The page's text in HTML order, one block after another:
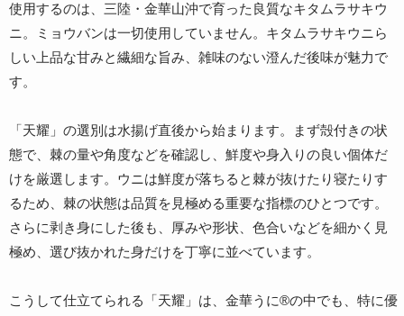
使用するのは、三陸・金華山沖で育った良質なキタムラサキウ
ニ。ミョウバンは一切使用していません。キタムラサキウニら
しい上品な甘みと繊細な旨み、雑味のない澄んだ後味が魅力で
す。
「天耀」の選別は水揚げ直後から始まります。まず殻付きの状
態で、棘の量や角度などを確認し、鮮度や身入りの良い個体だ
けを厳選します。ウニは鮮度が落ちると棘が抜けたり寝たりす
るため、棘の状態は品質を見極める重要な指標のひとつです。
さらに剥き身にした後も、厚みや形状、色合いなどを細かく見
極め、選び抜かれた身だけを丁寧に並べています。
こうして仕立てられる「天耀」は、金華うに®の中でも、特に優